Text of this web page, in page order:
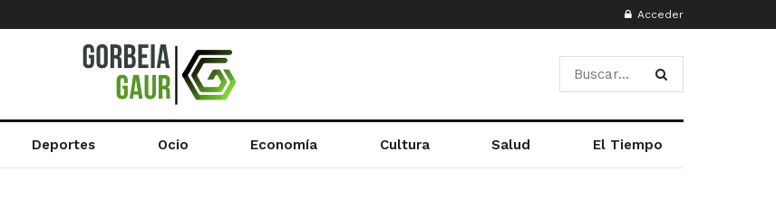
Acceder
Deportes Ocio Economía Cultura Salud El Tiempo